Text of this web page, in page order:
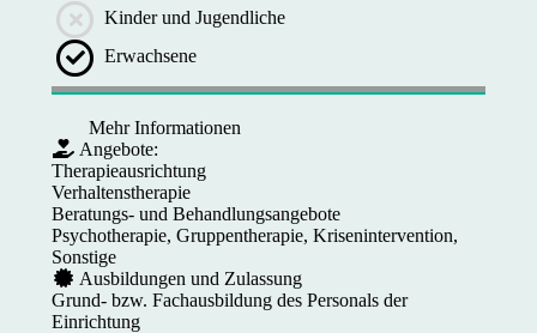
Kinder und Jugendliche
Erwachsene
Mehr Informationen
Angebote:
Therapieausrichtung
Verhaltenstherapie
Beratungs- und Behandlungsangebote
Psychotherapie, Gruppentherapie, Krisenintervention,
Sonstige
Ausbildungen und Zulassung
Grund- bzw. Fachausbildung des Personals der
Einrichtung